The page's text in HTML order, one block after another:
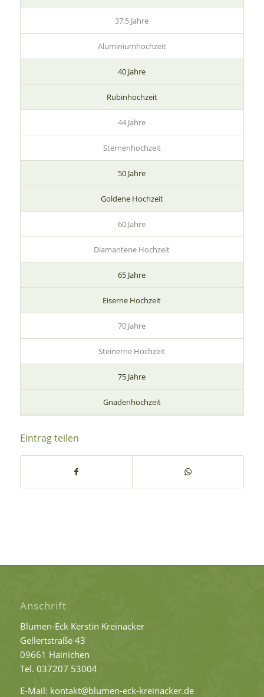
37,5 Jahre
Aluminiumhochzeit
40 Jahre
Rubinhochzeit
44 Jahre
Sternenhochzeit
50 Jahre
Goldene Hochzeit
60 Jahre
Diamantene Hochzeit
65 Jahre
Eiserne Hochzeit
70 Jahre
Steinerne Hochzeit
75 Jahre
Gnadenhochzeit
Eintrag teilen
Anschrift
Blumen-Eck Kerstin Kreinacker
Gellertstraße 43
09661 Hainichen
Tel. 037207 53004
E-Mail: kontakt@blumen-eck-kreinacker.de